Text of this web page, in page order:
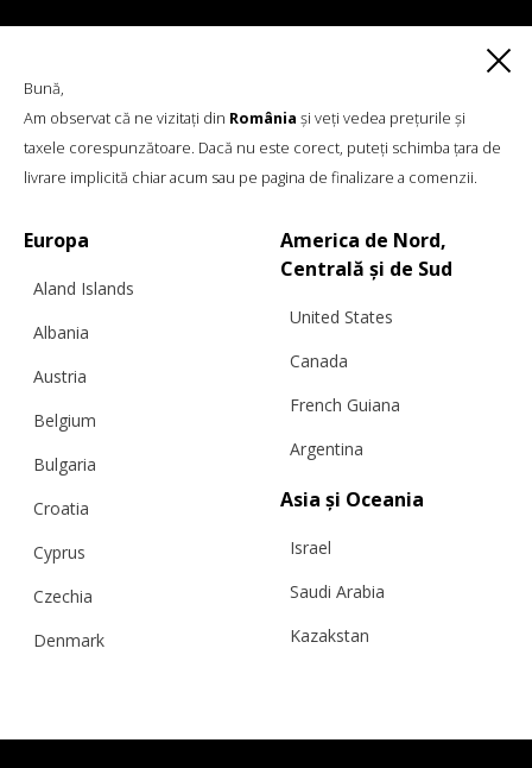
Bună,
Am observat că ne vizitați din România și veți vedea prețurile și
taxele corespunzătoare. Dacă nu este corect, puteți schimba țara de
livrare implicită chiar acum sau pe pagina de finalizare a comenzii.
Europa
Aland Islands
Albania
Austria
Belgium
Bulgaria
Croatia
Cyprus
Czechia
Denmark
America de Nord,
Centrală și de Sud
United States
Canada
French Guiana
Argentina
Asia și Oceania
Israel
Saudi Arabia
Kazakstan